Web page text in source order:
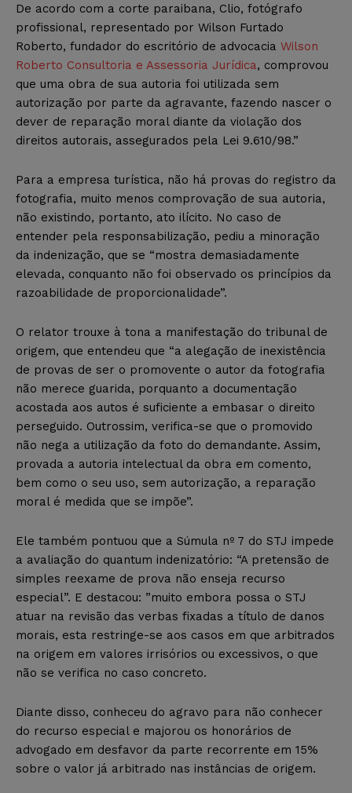
De acordo com a corte paraibana, Clio, fotógrafo
profissional, representado por Wilson Furtado
Roberto, fundador do escritório de advocacia Wilson
Roberto Consultoria e Assessoria Jurídica, comprovou
que uma obra de sua autoria foi utilizada sem
autorização por parte da agravante, fazendo nascer o
dever de reparação moral diante da violação dos
direitos autorais, assegurados pela Lei 9.610/98.”
Para a empresa turística, não há provas do registro da
fotografia, muito menos comprovação de sua autoria,
não existindo, portanto, ato ilícito. No caso de
entender pela responsabilização, pediu a minoração
da indenização, que se “mostra demasiadamente
elevada, conquanto não foi observado os princípios da
razoabilidade de proporcionalidade”.
O relator trouxe à tona a manifestação do tribunal de
origem, que entendeu que “a alegação de inexistência
de provas de ser o promovente o autor da fotografia
não merece guarida, porquanto a documentação
acostada aos autos é suficiente a embasar o direito
perseguido. Outrossim, verifica-se que o promovido
não nega a utilização da foto do demandante. Assim,
provada a autoria intelectual da obra em comento,
bem como o seu uso, sem autorização, a reparação
moral é medida que se impõe”.
Ele também pontuou que a Súmula nº 7 do STJ impede
a avaliação do quantum indenizatório: “A pretensão de
simples reexame de prova não enseja recurso
especial”. E destacou: ”muito embora possa o STJ
atuar na revisão das verbas fixadas a título de danos
morais, esta restringe-se aos casos em que arbitrados
na origem em valores irrisórios ou excessivos, o que
não se verifica no caso concreto.
Diante disso, conheceu do agravo para não conhecer
do recurso especial e majorou os honorários de
advogado em desfavor da parte recorrente em 15%
sobre o valor já arbitrado nas instâncias de origem.